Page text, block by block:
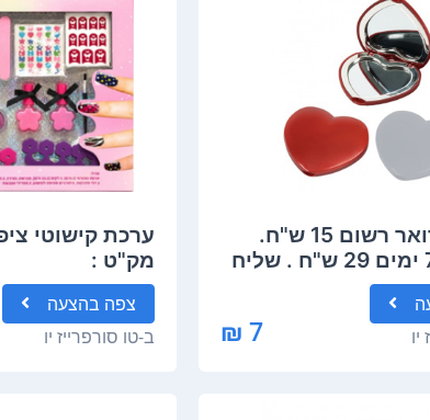
משלוח : דואר רשום 15 ש"ח.
שליח עד 7 ימים 29 ש"ח . שליח
בשליטה
7 ₪
ערכת קישוטי
מק"ט :
צפה בהצעה
ב-טו סורפרייז יו